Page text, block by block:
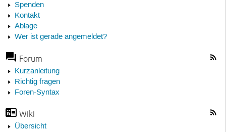
Spenden
Kontakt
Ablage
Wer ist gerade angemeldet?
Forum
Kurzanleitung
Richtig fragen
Foren-Syntax
Wiki
Übersicht